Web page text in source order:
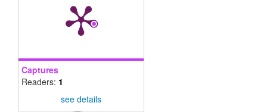
Captures
Readers: 1
see details